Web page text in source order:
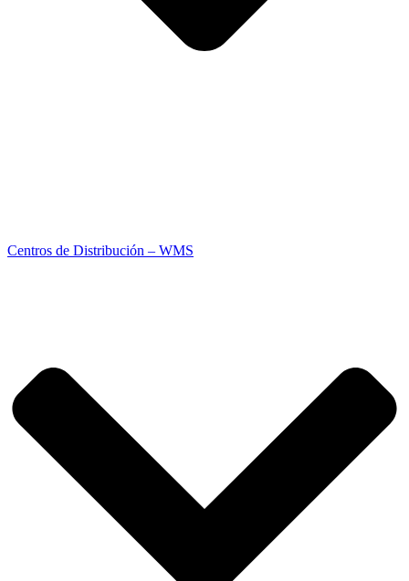
Centros de Distribución – WMS